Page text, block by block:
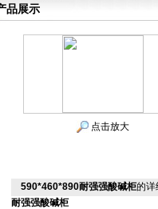
品展示
点击放大
590*460*890耐强强酸碱柜的详
耐强强酸碱柜